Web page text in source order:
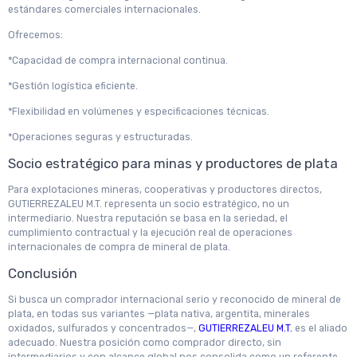
estándares comerciales internacionales.
Ofrecemos:
*Capacidad de compra internacional continua.
*Gestión logística eficiente.
*Flexibilidad en volúmenes y especificaciones técnicas.
*Operaciones seguras y estructuradas.
Socio estratégico para minas y productores de plata
Para explotaciones mineras, cooperativas y productores directos,
GUTIERREZALEU M.T. representa un socio estratégico, no un
intermediario. Nuestra reputación se basa en la seriedad, el
cumplimiento contractual y la ejecución real de operaciones
internacionales de compra de mineral de plata.
Conclusión
Si busca un comprador internacional serio y reconocido de mineral de
plata, en todas sus variantes —plata nativa, argentita, minerales
oxidados, sulfurados y concentrados—, GUTIERREZALEU M.T. es el aliado
adecuado. Nuestra posición como comprador directo, sin